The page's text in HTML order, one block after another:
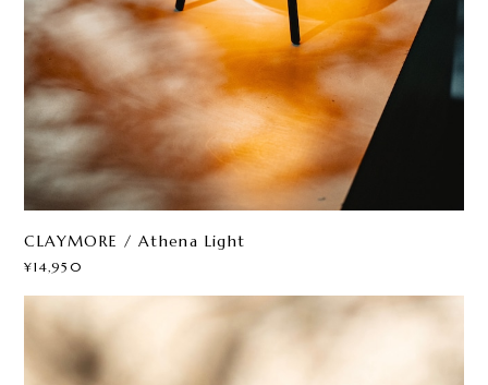
CLAYMORE / Athena Light
¥14,950